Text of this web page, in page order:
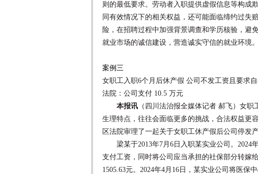
则的最低要求。劳动者入职提供虚假信息等构成
同有效情况下的相关权益，还可能面临缔约过失
险，在招聘过程中加强背景调查和学历核验，避
就业市场的诚信建设，营造诚实守信的就业环境。
案例三
女职工入职6个月后休产假 公司不发工资且要求
法院：公司支付 10.5 万元
本报讯 （四川法治报全媒体记者 郝飞）女
生理特点，往往会面临更多的挑战，合法权益更
区法院审理了一起关于女职工休产假后公司停发
梁某于2013年7月6日入职某实业公司。2024
支付工资，同时将公司应当承担的社保部分转嫁
1505.63元。2024年4月16日，某实业公司将医保